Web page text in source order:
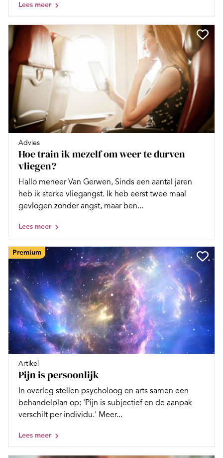
Lees meer
Advies
Hoe train ik mezelf om weer te durven
vliegen?
Hallo meneer Van Gerwen, Sinds een aantal jaren
heb ik sterke vliegangst. Ik heb eerst twee maal
gevlogen zonder angst, maar ben...
Lees meer
Premium
Artikel
Pijn is persoonlijk
In overleg stellen psycholoog en arts samen een
behandelplan op: 'Pijn is subjectief en de aanpak
verschilt per individu.' Meer...
Lees meer